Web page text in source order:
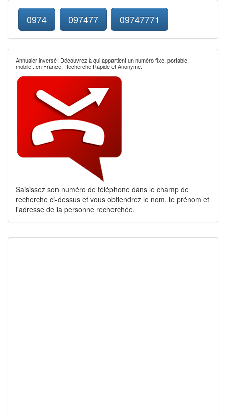
0974 097477 09747771
Annuaier inversé: Découvrez à qui appartient un numéro fixe, portable,
mobile...en France. Recherche Rapide et Anonyme.
Saisissez son numéro de téléphone dans le champ de
recherche ci-dessus et vous obtiendrez le nom, le prénom et
l'adresse de la personne recherchée.